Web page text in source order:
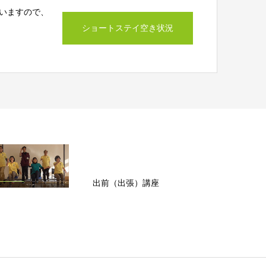
ますので、
ショートステイ空き状況
出前（出張）講座